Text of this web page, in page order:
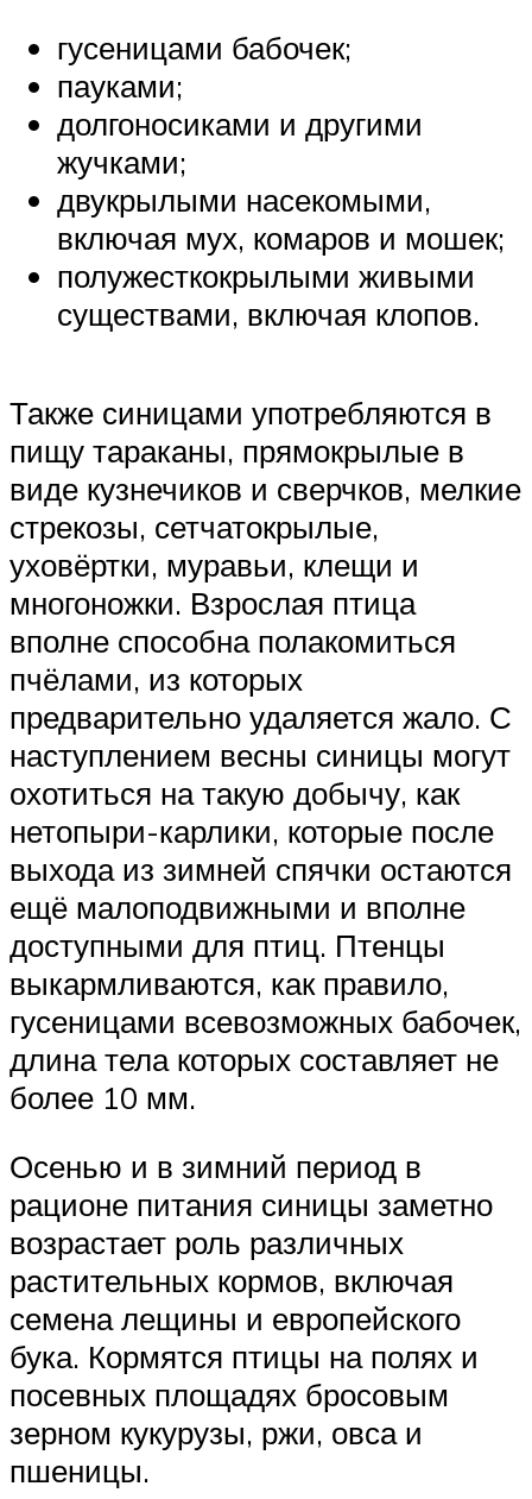
гусеницами бабочек;
пауками;
долгоносиками и другими
жучками;
двукрылыми насекомыми,
включая мух, комаров и мошек;
полужесткокрылыми живыми
существами, включая клопов.
Также синицами употребляются в
пищу тараканы, прямокрылые в
виде кузнечиков и сверчков, мелкие
стрекозы, сетчатокрылые,
уховёртки, муравьи, клещи и
многоножки. Взрослая птица
вполне способна полакомиться
пчёлами, из которых
предварительно удаляется жало. С
наступлением весны синицы могут
охотиться на такую добычу, как
нетопыри-карлики, которые после
выхода из зимней спячки остаются
ещё малоподвижными и вполне
доступными для птиц. Птенцы
выкармливаются, как правило,
гусеницами всевозможных бабочек,
длина тела которых составляет не
более 10 мм.
Осенью и в зимний период в
рационе питания синицы заметно
возрастает роль различных
растительных кормов, включая
семена лещины и европейского
бука. Кормятся птицы на полях и
посевных площадях бросовым
зерном кукурузы, ржи, овса и
пшеницы.